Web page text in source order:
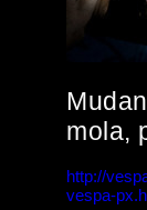
mola,
http://
vespa-